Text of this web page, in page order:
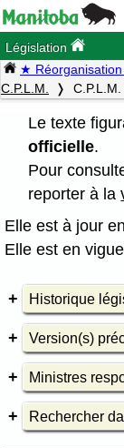
Législation
★
C.P.L.M.
Le texte
officielle.
Pour
reporter à la
Elle est à jour
Elle est en
Historique
Version(s)
Ministres
Rechercher